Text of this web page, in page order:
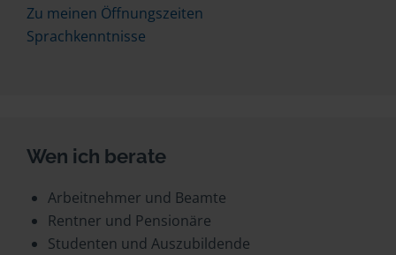
Zu meinen Öffnungszeiten
Sprachkenntnisse
Wen ich berate
Arbeitnehmer und Beamte
Rentner und Pensionäre
Studenten und Auszubildende